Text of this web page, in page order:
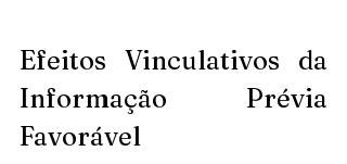
Efeitos Vinculativos da
Informação Prévia
Favorável